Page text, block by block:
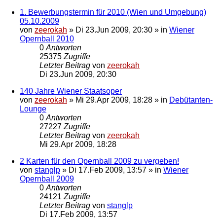
1. Bewerbungstermin für 2010 (Wien und Umgebung)
05.10.2009
von zeerokah » Di 23.Jun 2009, 20:30 » in Wiener
Opernball 2010
0 Antworten
25375 Zugriffe
Letzter Beitrag von zeerokah
Di 23.Jun 2009, 20:30
140 Jahre Wiener Staatsoper
von zeerokah » Mi 29.Apr 2009, 18:28 » in Debütanten-
Lounge
0 Antworten
27227 Zugriffe
Letzter Beitrag von zeerokah
Mi 29.Apr 2009, 18:28
2 Karten für den Opernball 2009 zu vergeben!
von stanglp » Di 17.Feb 2009, 13:57 » in Wiener
Opernball 2009
0 Antworten
24121 Zugriffe
Letzter Beitrag von stanglp
Di 17.Feb 2009, 13:57